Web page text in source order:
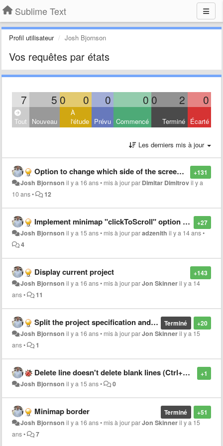
Sublime Text
Profil utilisateur Josh Bjornson
Vos requêtes par états
7 5 0 0 0 0 0 2 0
Tout Nouveau
À
l'étude Prévu Commencé Terminé Écarté
Les derniers mis à jour
+131
Option to change which side of the screen the minimap is on
Josh Bjornson il y a 16 ans• mis à jour par Dimitar Dimitrovil y a
10 ans• 12
+27
Implement minimap "clickToScroll" option to allow jumping to text rather than position
Josh Bjornson il y a 15 ans• mis à jour paradzenith il y a 14 ans•
4
+143
Display current project
Josh Bjornson il y a 16 ans• mis à jour parJon Skinneril y a 14
ans• 11
+20
Terminé
Split the project specification and the project state
Josh Bjornson il y a 16 ans• mis à jour parJon Skinneril y a 15
ans• 1
+1
Delete line doesn't delete blank lines (Ctrl+Shift+K)
Josh Bjornson il y a 15 ans• 0
+51
Terminé
Minimap border
Josh Bjornson il y a 16 ans• mis à jour parJon Skinneril y a 15
ans• 7